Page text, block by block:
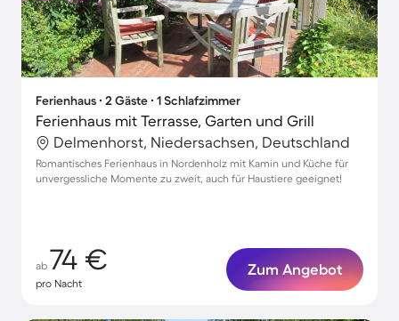
Ferienhaus ∙ 2 Gäste ∙ 1 Schlafzimmer
Ferienhaus mit Terrasse, Garten und Grill
Delmenhorst, Niedersachsen, Deutschland
Romantisches Ferienhaus in Nordenholz mit Kamin und Küche für
unvergessliche Momente zu zweit, auch für Haustiere geeignet!
ab 74 €
pro Nacht
Zum Angebot